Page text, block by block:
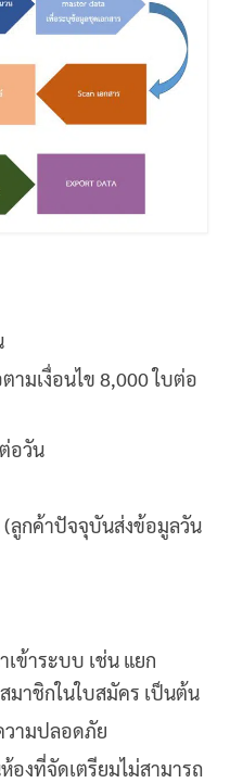
มเงื่อนไข 8,000 ใบต่อ
อวัน
(ลูกค้าปัจจุบันส่งข้อมูลวัน
เข้าระบบ เช่น แยก
มาชิกในใบสมัคร เป็นต้น
วามปลอดภัย
งที่จัดเตรียมไม่สามารถ